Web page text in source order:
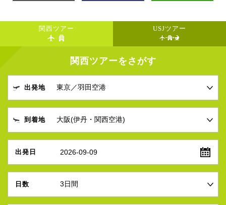
関西ツアー USJツアー
関西ツアーをさがす
出発地
到着地
出発日 2026-09-09
日数